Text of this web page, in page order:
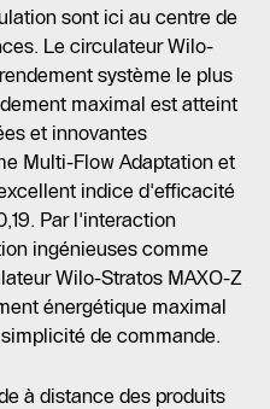
sont ici au centre de
Le circulateur Wilo-
système le plus
maximal est atteint
et innovantes
Multi-Flow Adaptation et
indice d'efficacité
Par l'interaction
ingénieuses comme
Wilo-Stratos MAXO-Z
énergétique maximal
de commande.
à distance des produits